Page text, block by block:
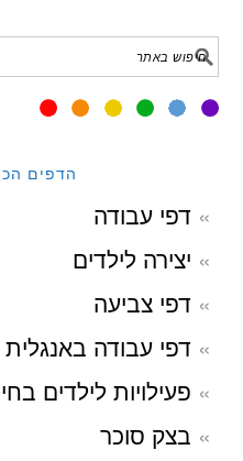
הדפים
דפי עבודה
יצירה לילדים
דפי צביעה
דפי עבודה באנגלית
פעילויות לילדים
בצק סוכר